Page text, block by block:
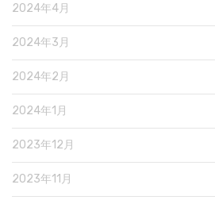
2024年4月
2024年3月
2024年2月
2024年1月
2023年12月
2023年11月